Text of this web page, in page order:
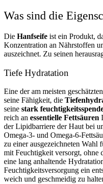
Was sind die
Die Hanfseife ist ein Produkt,
Konzentration an Nährstoffen
auszeichnet. Zu seinen
Tiefe Hydratation
Eine der am meisten
seine Fähigkeit, die
seine stark
reich an essentielle Fettsäuren
der Lipidbarriere der Haut bei
Omega-3- und Omega-6-
zu einer ausgezeichneten Wahl
mit Feuchtigkeit versorgt, ohne
eine lang anhaltende
Feuchtigkeitsversorgung ein
weich und geschmeidig zu